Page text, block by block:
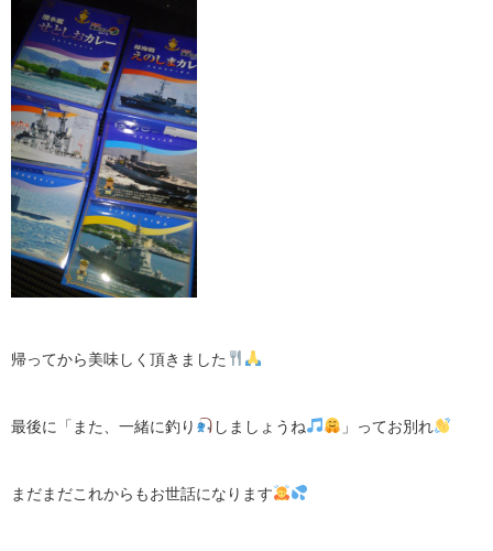
帰ってから美味しく頂きました
最後に「また、一緒に釣り しましょうね 」ってお別れ
まだまだこれからもお世話になります